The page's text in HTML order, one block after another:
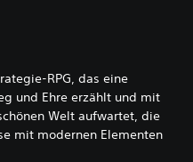
RPG, das eine
und Ehre erzählt und mit
Welt aufwartet, die
mit modernen Elementen